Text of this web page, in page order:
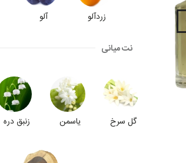
زردآلو آلو
نت میانی
گل سرخ یاسمن زنبق دره